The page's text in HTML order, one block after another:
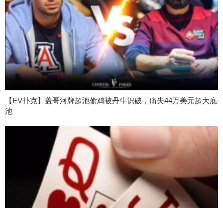
【EV扑克】盖哥河牌超池偷鸡被丹牛识破，痛失44万美元超大底
池